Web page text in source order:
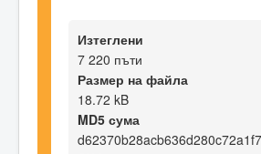
Изтеглени
7 220 пъти
Размер на файла
18.72 kB
MD5 сума